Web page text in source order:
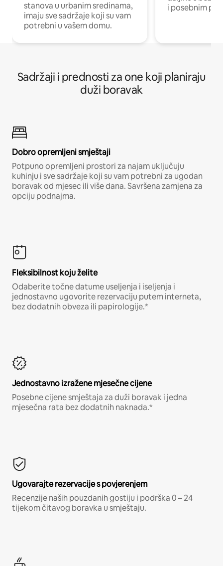
stanova u urbanim sredinama,
imaju sve sadržaje koji su vam
potrebni u vašem domu.
i posebnim
Sadržaji i prednosti za one koji planiraju
duži boravak
Dobro opremljeni smještaji
Potpuno opremljeni prostori za najam uključuju
kuhinju i sve sadržaje koji su vam potrebni za ugodan
boravak od mjesec ili više dana. Savršena zamjena za
opciju podnajma.
Fleksibilnost koju želite
Odaberite točne datume useljenja i iseljenja i
jednostavno ugovorite rezervaciju putem interneta,
bez dodatnih obveza ili papirologije.*
Jednostavno izražene mjesečne cijene
Posebne cijene smještaja za duži boravak i jedna
mjesečna rata bez dodatnih naknada.*
Ugovarajte rezervacije s povjerenjem
Recenzije naših pouzdanih gostiju i podrška 0 – 24
tijekom čitavog boravka u smještaju.